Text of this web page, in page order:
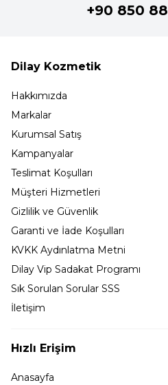
+90 850
Dilay Kozmetik
Hakkımızda
Markalar
Kurumsal Satış
Kampanyalar
Teslimat Koşulları
Müşteri Hizmetleri
Gizlilik ve Güvenlik
Garanti ve İade Koşulları
KVKK Aydınlatma Metni
Dilay Vip Sadakat Programı
Sık Sorulan Sorular SSS
İletişim
Hızlı Erişim
Anasayfa